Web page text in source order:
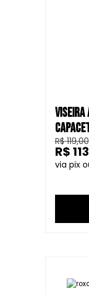
R$ 119,00
R$